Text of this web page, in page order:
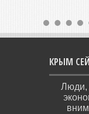
КРЫМ
Люди,